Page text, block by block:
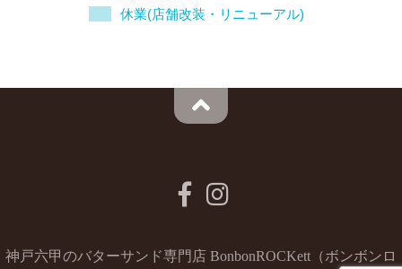
休業(店舗改装・リニューアル)
神戸六甲のバターサンド専門店 BonbonROCKett（ボンボンロ